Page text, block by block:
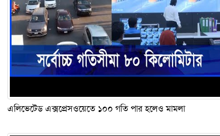
এলিভেটেড এক্সপ্রেসওয়েতে ১০০ গতি পার হলেও মামলা